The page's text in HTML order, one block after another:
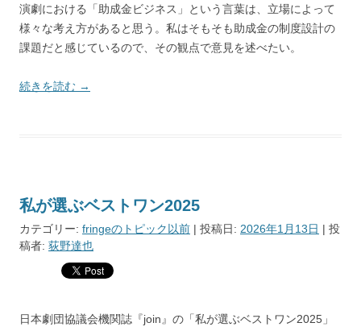
演劇における「助成金ビジネス」という言葉は、立場によって
様々な考え方があると思う。私はそもそも助成金の制度設計の
課題だと感じているので、その観点で意見を述べたい。
続きを読む →
私が選ぶベストワン2025
カテゴリー: fringeのトピック以前 | 投稿日: 2026年1月13日 | 投
稿者: 荻野達也
日本劇団協議会機関誌『join』の「私が選ぶベストワン2025」